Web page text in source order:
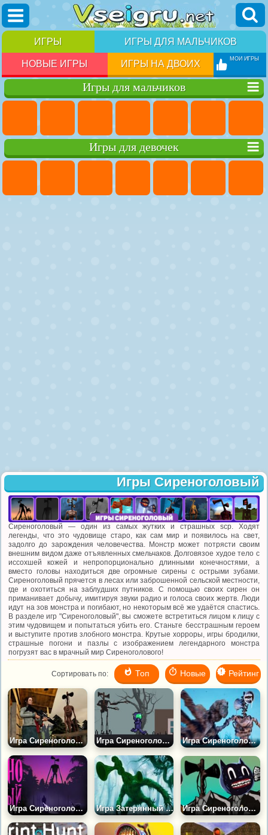
ИГРЫ ИГРЫ ДЛЯ МАЛЬЧИКОВ
НОВЫЕ ИГРЫ ИГРЫ НА ДВОИХ МОИ ИГРЫ
Игры для мальчиков
Игры для девочек
Игры Сиреноголовый
Сиреноголовый — один из самых жутких и страшных scp. Ходят
легенды, что это чудовище старо, как сам мир и появилось на свет,
задолго до зарождения человечества. Монстр может потрясти своим
внешним видом даже отъявленных смельчаков. Долговязое худое тело с
иссохшей кожей и непропорционально длинными конечностями, а
вместо головы находиться две огромные сирены с острыми зубами.
Сиреноголовый прячется в лесах или заброшенной сельской местности,
где и охотиться на заблудших путников. С помощью своих сирен он
приманивает добычу, имитируя звуки радио и голоса своих жертв. Люди
идут на зов монстра и погибают, но некоторым всё же удаётся спастись.
В разделе игр "Сиреноголовый", вы сможете встретиться лицом к лицу с
этим чудовищем и попытаться убить его. Станьте бесстрашным героем
и выступите против злобного монстра. Крутые хорроры, игры бродилки,
страшные погони и пазлы с изображением легендарного монстра
погрузят вас в мрачный мир Сиреноголового!
Сортировать по: Топ Новые Рейтинг
Игра Сиреноголовый: Возвращение в Лес Игра Сиреноголовый: Побег из Леса Игра Сиреноголовый: Восстание Монстров
Игра Сиреноголовый: Пробуждение Игра Затерянный Лес Сиреноголового Игра Сиреноголовый: Яйца Сюрприз